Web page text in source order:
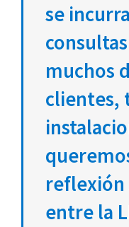
se
muchos
clientes,
reflexión
entre la